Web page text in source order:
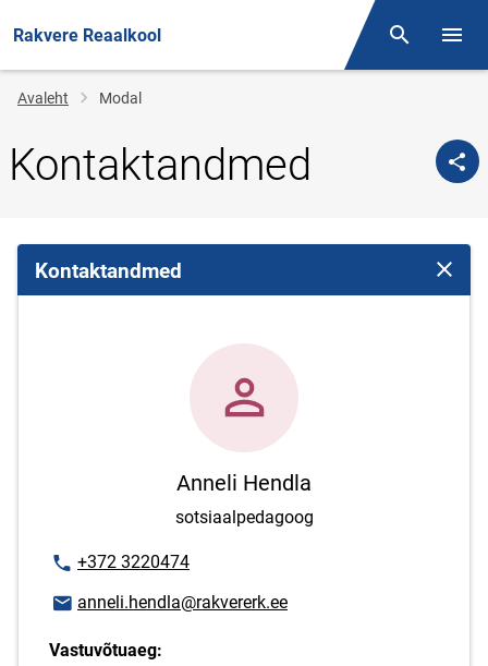
Rakvere Reaalkool Otsing
Jälglink
Avaleht Modal
Kontaktandmed
Kontaktandmed Sulge
Anneli Hendla
sotsiaalpedagoog
Telefoninumber
+372 3220474
E-posti aadress
anneli.hendla@rakvererk.ee
Vastuvõtuaeg: